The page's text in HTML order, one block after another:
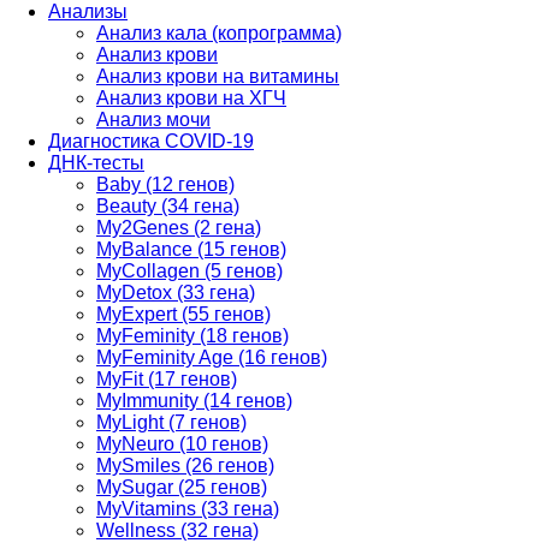
Анализы
Анализ кала (копрограмма)
Анализ крови
Анализ крови на витамины
Анализ крови на ХГЧ
Анализ мочи
Диагностика COVID-19
ДНК-тесты
Baby (12 генов)
Beauty (34 гена)
My2Genes (2 гена)
MyBalance (15 генов)
MyCollagen (5 генов)
MyDetox (33 гена)
MyExpert (55 генов)
MyFeminity (18 генов)
MyFeminity Age (16 генов)
MyFit (17 генов)
MyImmunity (14 генов)
MyLight (7 генов)
MyNeuro (10 генов)
MySmiles (26 генов)
MySugar (25 генов)
MyVitamins (33 гена)
Wellness (32 гена)